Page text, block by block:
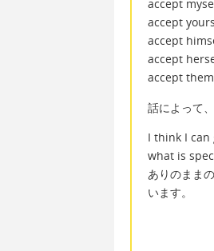
accept
accept
accept
accept
accept
話によって
I think I can
what is
ありのまま
います。